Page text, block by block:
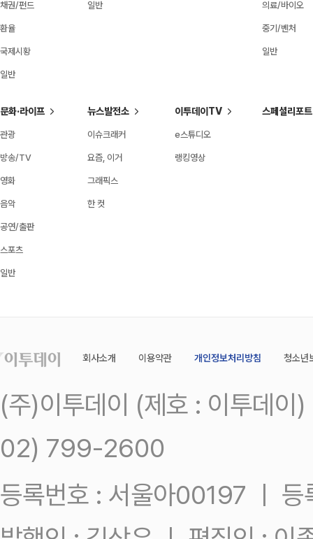
채권/펀드
환율
국제시황
일반
일반 의료/바이오
중기/벤처
일반
문화·라이프
관광
방송/TV
영화
음악
공연/출판
스포츠
일반
뉴스발전소
이슈크래커
요즘, 이거
그래픽스
한 컷
이투데이TV
e스튜디오
랭킹영상
스페셜리포트
회사소개 이용약관 개인정보처리방침 청소년
(주)이투데이 (제호 : 이투데
02) 799-2600
등록번호 : 서울아00197 ㅣ